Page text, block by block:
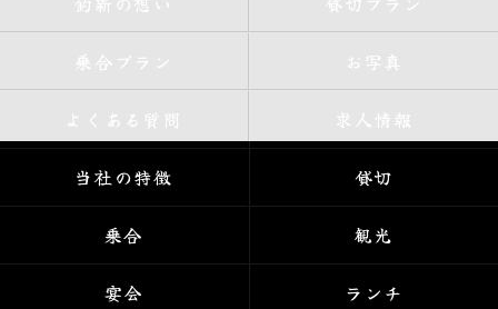
乗合プラン お写真
よくある質問 求人情報
当社の特徴 貸切
乗合 観光
宴会 ランチ